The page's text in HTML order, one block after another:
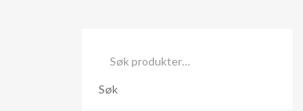
etter:
Søk